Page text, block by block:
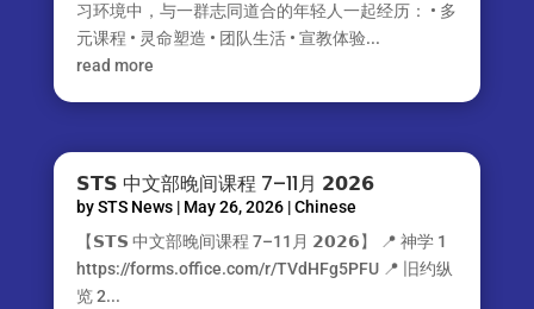
习环境中，与一群志同道合的年轻人一起经历： • 多
元课程 • 灵命塑造 • 团队生活 • 宣教体验...
read more
𝗦𝗧𝗦 中文部晚间课程 7–11月 𝟮𝟬𝟮𝟲
bySTS News| May 26, 2026|Chinese
【𝗦𝗧𝗦 中文部晚间课程 7–11月 𝟮𝟬𝟮𝟲】 📍 神学 1
https://forms.office.com/r/TVdHFg5PFU 📍 旧约纵
览 2...